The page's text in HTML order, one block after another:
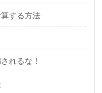
する方法
れるな！